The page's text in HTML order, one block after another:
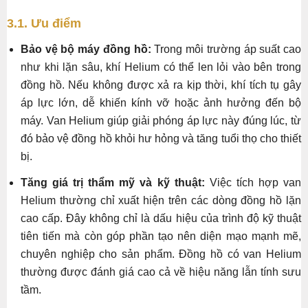
3.1. Ưu điểm
Bảo vệ bộ máy đồng hồ: Trong môi trường áp suất cao
như khi lặn sâu, khí Helium có thể len lỏi vào bên trong
đồng hồ. Nếu không được xả ra kịp thời, khí tích tụ gây
áp lực lớn, dễ khiến kính vỡ hoặc ảnh hưởng đến bộ
máy. Van Helium giúp giải phóng áp lực này đúng lúc, từ
đó bảo vệ đồng hồ khỏi hư hỏng và tăng tuổi thọ cho thiết
bị.
Tăng giá trị thẩm mỹ và kỹ thuật: Việc tích hợp van
Helium thường chỉ xuất hiện trên các dòng đồng hồ lặn
cao cấp. Đây không chỉ là dấu hiệu của trình độ kỹ thuật
tiên tiến mà còn góp phần tạo nên diện mạo mạnh mẽ,
chuyên nghiệp cho sản phẩm. Đồng hồ có van Helium
thường được đánh giá cao cả về hiệu năng lẫn tính sưu
tầm.